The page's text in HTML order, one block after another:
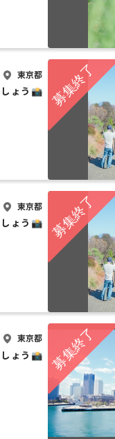
東京都
ょう📸
東京都
ょう📸
東京都
ょう📸